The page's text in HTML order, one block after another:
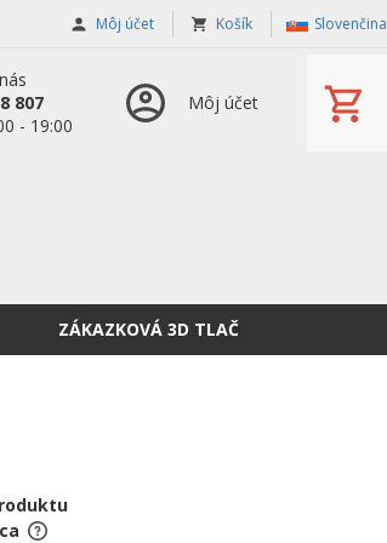
Môj účet Košík Slovenčina
807
- 19:00
Môj účet
ZÁKAZKOVÁ 3D TLAČ